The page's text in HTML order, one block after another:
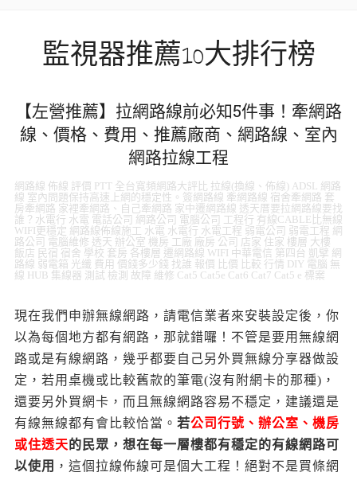
監視器推薦10大排行榜
【左營推薦】拉網路線前必知5件事！牽網路
線、價格、費用、推薦廠商、網路線、室內
網路拉線工程
網路線 佈線 評價 PTT 全台寬頻網路大評比 拉線(換線、佈線) ADSL 網路
線 室內問題保持高速上網的穩定性。簽網路線 牽網路線 宿舍牽網路 套
房牽網路 家裡牽網路、自己牽網路 家中遷網路線 透天厝要拉網路線要找
誰？水電行 水電 電話公司 網路公司 電腦公司 工程行 有線CABLE比無線
WIFI更穩定 網路線佈線施工 水電 水電行 水電工程 弱電公司 弱電工程 網
路公司 電腦維修 透天 辦公室 機房 工廠 廠房 公司 店家 住家 樓層 大樓
飯店 民宿 宿舍 學校 套房 各樓層 遷網路線 WIFI 中華電信 第四台 凱擘 網
路線 弱電箱 光纖 費用 價錢多少錢 找誰 報價 比價 比較 行情 DIY 電腦 無
線 HUB 集線器 測試 檢測 故障 維修 Cat5 Cat5e Cat6 Cat7 Cat5 e 標案
現在我們申辦無線網路，請電信業者來安裝設定後，你
以為每個地方都有網路，那就錯囉！不管是要用無線網
路或是有線網路，幾乎都要自己另外買無線分享器做設
定，若用桌機或比較舊款的筆電(沒有附網卡的那種)，
還要另外買網卡，而且無線網路容易不穩定，建議還是
有線無線都有會比較恰當。 若公司行號、辦公室、機房
或住透天的民眾，想在每一層樓都有穩定的有線網路可
以使用 ，這個拉線佈線可是個大工程！絕對不是買條網